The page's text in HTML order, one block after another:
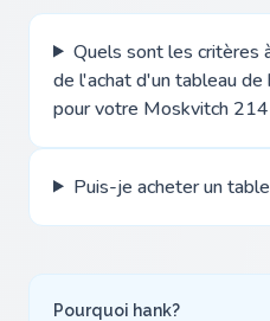
Quels sont les critères
de l'achat d'un tableau
pour votre Moskvitch
Puis-je acheter un
Pourquoi hank?